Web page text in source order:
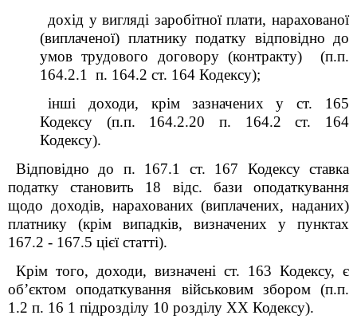
дохід у вигляді заробітної плати, нарахованої
(виплаченої) платнику податку відповідно до
умов трудового договору (контракту) (п.п.
164.2.1 п. 164.2 ст. 164 Кодексу);
інші доходи, крім зазначених у ст. 165
Кодексу (п.п. 164.2.20 п. 164.2 ст. 164
Кодексу).
Відповідно до п. 167.1 ст. 167 Кодексу ставка
податку становить 18 відс. бази оподаткування
щодо доходів, нарахованих (виплачених, наданих)
платнику (крім випадків, визначених у пунктах
167.2 - 167.5 цієї статті).
Крім того, доходи, визначені ст. 163 Кодексу, є
об’єктом оподаткування військовим збором (п.п.
1.2 п. 16 1 підрозділу 10 розділу XX Кодексу).